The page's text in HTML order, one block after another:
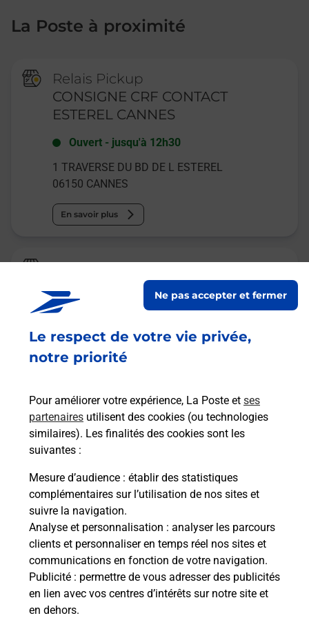
Le respect de votre vie privée,
notre priorité
Pour améliorer votre expérience, La Poste et ses
partenaires utilisent des cookies (ou technologies
similaires). Les finalités des cookies sont les
suivantes :
Mesure d’audience : établir des statistiques
complémentaires sur l’utilisation de nos sites et
suivre la navigation.
Analyse et personnalisation : analyser les parcours
clients et personnaliser en temps réel nos sites et
communications en fonction de votre navigation.
Publicité : permettre de vous adresser des publicités
en lien avec vos centres d’intérêts sur notre site et
en dehors.
Ne pas accepter et fermer
La Poste à proximité
Relais Pickup
CONSIGNE CRF CONTACT
ESTEREL CANNES
Ouvert - jusqu'à 12h30
1 TRAVERSE DU BD DE L ESTEREL
06150 CANNES
En savoir plus
Relais Pickup
TABAC LES CARAVELLES
jusqu'à 22h00
121 AVENUE MICHEL JOURDAN
06150 CANNES
Malin !
La Poste
en ligne
Ouvert 24h/24
En savoir plus